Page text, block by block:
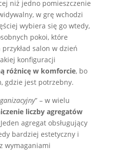
niż jedno pomieszczenie
w grę wchodzi
wybiera się go wtedy,
pokoi, które
salon w dzień
konfiguracji
różnicę w komforcie, bo
gdzie jest potrzebny.
” – w wielu
liczby agregatów
agregat obsługujący
bardziej estetyczny i
wymaganiami